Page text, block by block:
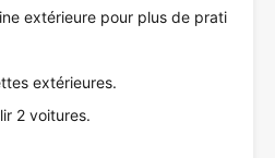
extérieure pour plus de prati
extérieures.
2 voitures.